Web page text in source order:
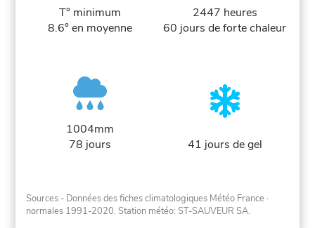
T° minimum
8.6° en moyenne
2447 heures
60 jours de forte chaleur
1004mm
78 jours
41 jours de gel
Sources - Données des fiches climatologiques Météo France ·
normales 1991-2020. Station météo: ST-SAUVEUR SA.